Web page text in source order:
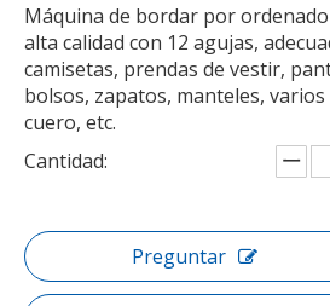
Máquina de bordar por
alta calidad con 12 agujas,
camisetas, prendas de vestir,
bolsos, zapatos, manteles,
cuero, etc.
Cantidad:
Preguntar